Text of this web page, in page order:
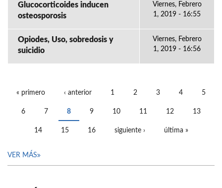
Glucocorticoides inducen
osteosporosis
Viernes, Febrero
1, 2019 - 16:55
Opiodes, Uso, sobredosis y
suicidio
Viernes, Febrero
1, 2019 - 16:56
« primero ‹ anterior 1 2 3 4 5
6 7 8 9 10 11 12 13
14 15 16 siguiente › última »
VER MÁS